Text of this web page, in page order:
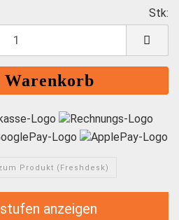
Stk:
Produkt (Freshdesk)
anzeigen